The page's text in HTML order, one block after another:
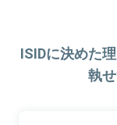
ISIDに決めた
執